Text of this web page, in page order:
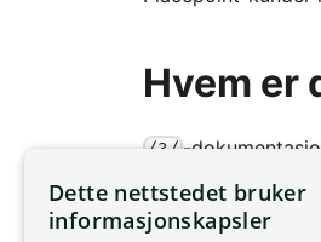
Hvem er
/3/-
dokumentasjonen
Dette nettstedet bruker
informasjonskapsler